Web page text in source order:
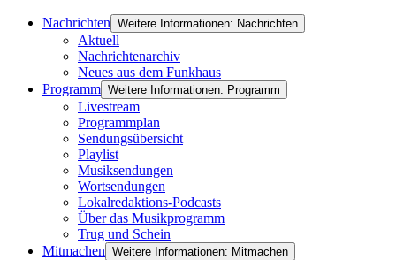
Nachrichten Weitere Informationen: Nachrichten
Aktuell
Nachrichtenarchiv
Neues aus dem Funkhaus
Programm Weitere Informationen: Programm
Livestream
Programmplan
Sendungsübersicht
Playlist
Musiksendungen
Wortsendungen
Lokalredaktions-Podcasts
Über das Musikprogramm
Trug und Schein
Mitmachen Weitere Informationen: Mitmachen